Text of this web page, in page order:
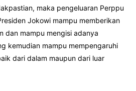
maka pengeluaran Perppu
Jokowi mampu memberikan
dan mampu mengisi adanya
kemudian mampu mempengaruhi
dari dalam maupun dari luar